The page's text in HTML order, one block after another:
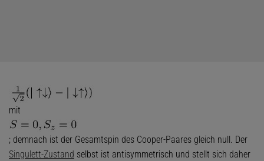
mit
; demnach ist der Gesamtspin des Cooper-Paares gleich null. Der
Singulett-Zustand selbst ist antisymmetrisch und stellt sich daher